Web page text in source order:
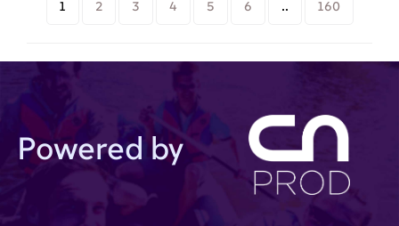
1 2 3 4 5 6 .. 160
Powered by